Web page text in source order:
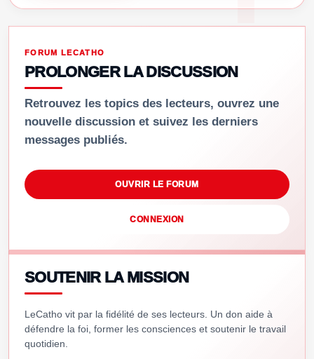
FORUM LECATHO
PROLONGER LA DISCUSSION
Retrouvez les topics des lecteurs, ouvrez une
nouvelle discussion et suivez les derniers
messages publiés.
OUVRIR LE FORUM
CONNEXION
SOUTENIR LA MISSION
LeCatho vit par la fidélité de ses lecteurs. Un don aide à
défendre la foi, former les consciences et soutenir le travail
quotidien.